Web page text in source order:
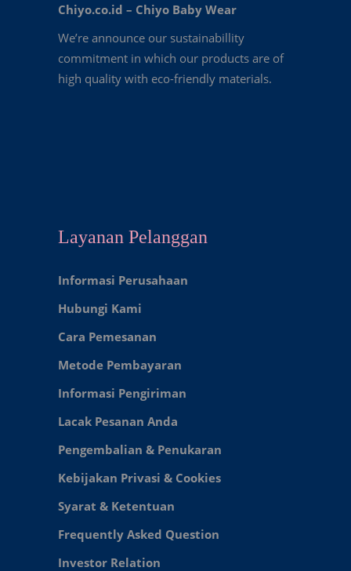
Chiyo.co.id – Chiyo Baby Wear
We’re announce our sustainabillity
commitment in which our products are of
high quality with eco-friendly materials.
Layanan Pelanggan
Informasi Perusahaan
Hubungi Kami
Cara Pemesanan
Metode Pembayaran
Informasi Pengiriman
Lacak Pesanan Anda
Pengembalian & Penukaran
Kebijakan Privasi & Cookies
Syarat & Ketentuan
Frequently Asked Question
Investor Relation